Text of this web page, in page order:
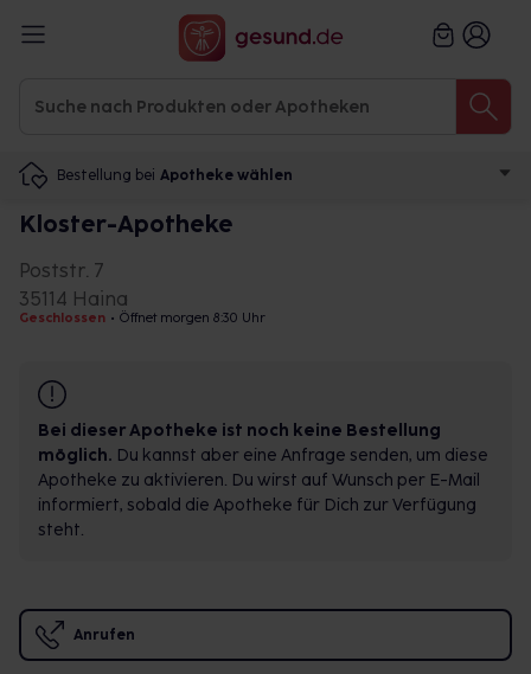
Bestellung bei Apotheke wählen
Kloster-Apotheke
Poststr. 7
35114 Haina
Geschlossen • Öffnet morgen 8:30 Uhr
Bei dieser Apotheke ist noch keine Bestellung
möglich. Du kannst aber eine Anfrage senden, um diese
Apotheke zu aktivieren. Du wirst auf Wunsch per E-Mail
informiert, sobald die Apotheke für Dich zur Verfügung
steht.
Anrufen